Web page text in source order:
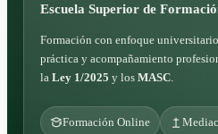
Escuela Superior de
Formación con enfoque
práctica y acompañamiento
la Ley 1/2025 y los MASC
Formación Online